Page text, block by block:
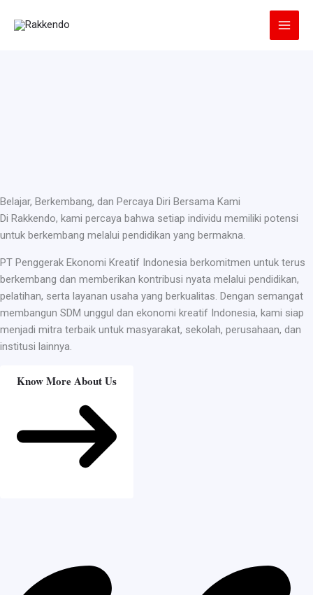
Belajar, Berkembang, dan Percaya Diri Bersama Kami
Di Rakkendo, kami percaya bahwa setiap individu memiliki potensi
untuk berkembang melalui pendidikan yang bermakna.
PT Penggerak Ekonomi Kreatif Indonesia berkomitmen untuk terus
berkembang dan memberikan kontribusi nyata melalui pendidikan,
pelatihan, serta layanan usaha yang berkualitas. Dengan semangat
membangun SDM unggul dan ekonomi kreatif Indonesia, kami siap
menjadi mitra terbaik untuk masyarakat, sekolah, perusahaan, dan
institusi lainnya.
Know More About Us